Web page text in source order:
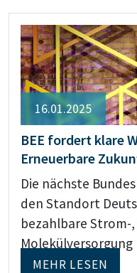
16.01.2025
BEE fordert klare
Erneuerbare
Die nächste
den Standort
bezahlbare Strom-,
MEHR LESEN